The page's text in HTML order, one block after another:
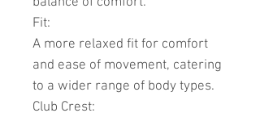
Fit:
A more relaxed fit for comfort
and ease of movement, catering
to a wider range of body types.
Club Crest: